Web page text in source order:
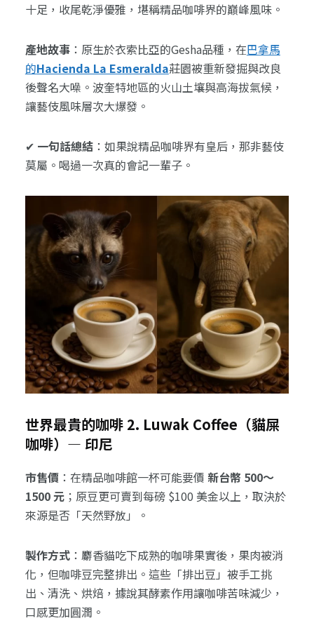
十足，收尾乾淨優雅，堪稱精品咖啡界的巔峰風味。
產地故事：原生於衣索比亞的Gesha品種，在巴拿馬
的Hacienda La Esmeralda莊園被重新發掘與改良
後聲名大噪。波奎特地區的火山土壤與高海拔氣候，
讓藝伎風味層次大爆發。
✔ 一句話總結：如果說精品咖啡界有皇后，那非藝伎
莫屬。喝過一次真的會記一輩子。
世界最貴的咖啡 2. Luwak Coffee（貓屎
咖啡）— 印尼
市售價：在精品咖啡館一杯可能要價 新台幣 500～
1500 元；原豆更可賣到每磅 $100 美金以上，取決於
來源是否「天然野放」。
製作方式：麝香貓吃下成熟的咖啡果實後，果肉被消
化，但咖啡豆完整排出。這些「排出豆」被手工挑
出、清洗、烘焙，據說其酵素作用讓咖啡苦味減少，
口感更加圓潤。